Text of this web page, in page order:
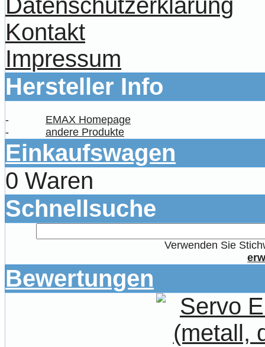
Kontakt
Impressum
Hersteller Info
-
EMAX Homepage
-
andere Produkte
Einkaufswagen
0 Waren
Schnellsuche
Verwenden Sie
Bewertungen